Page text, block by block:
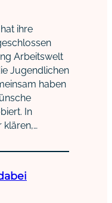
ihre
Arbeitswelt
Jugendlichen
haben
In
klären,…